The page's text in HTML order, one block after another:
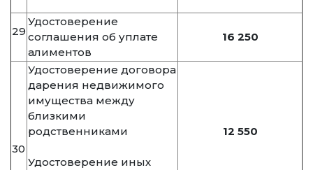
29
Удостоверение
соглашения об уплате
алиментов
16 250
30
Удостоверение договора
дарения недвижимого
имущества между
близкими
родственниками
Удостоверение иных
12 550